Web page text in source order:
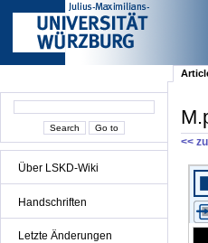
Über LSKD-Wiki
Handschriften
Letzte Änderungen
<<